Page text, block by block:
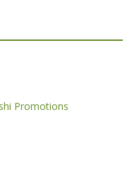
Promotions